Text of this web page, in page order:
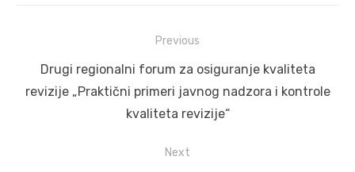
navigation
Previous
Previous
post:
Drugi regionalni forum za osiguranje kvaliteta
revizije „Praktični primeri javnog nadzora i kontrole
kvaliteta revizije“
Next